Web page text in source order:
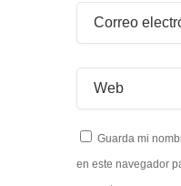
Guarda mi
en este navegador